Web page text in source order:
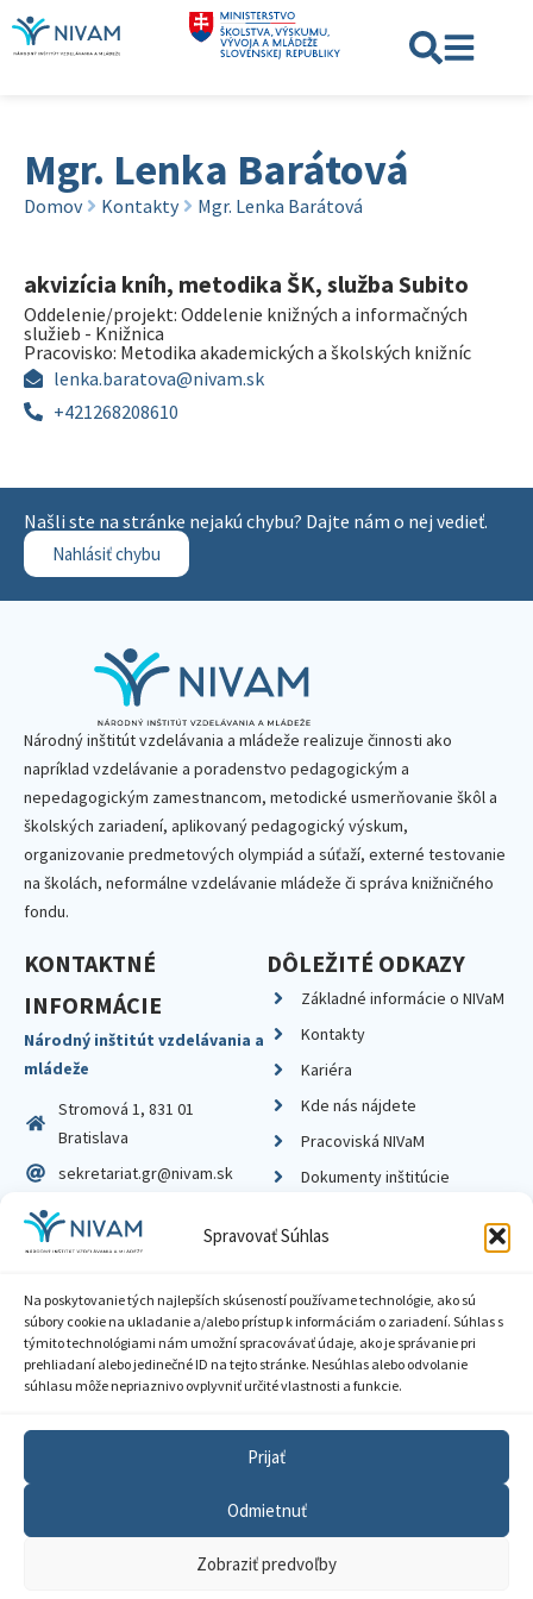
Spravovať Súhlas
Na poskytovanie tých najlepších skúseností používame technológie, ako sú
súbory cookie na ukladanie a/alebo prístup k informáciám o zariadení. Súhlas s
týmito technológiami nám umožní spracovávať údaje, ako je správanie pri
prehliadaní alebo jedinečné ID na tejto stránke. Nesúhlas alebo odvolanie
súhlasu môže nepriaznivo ovplyvniť určité vlastnosti a funkcie.
Prijať
Odmietnuť
Zobraziť predvoľby
Mgr. Lenka Barátová
Domov Kontakty Mgr. Lenka Barátová
akvizícia kníh, metodika ŠK, služba Subito
Oddelenie/projekt: Oddelenie knižných a informačných
služieb - Knižnica
Pracovisko: Metodika akademických a školských knižníc
lenka.baratova@nivam.sk
+421268208610
Našli ste na stránke nejakú chybu? Dajte nám o nej vedieť.
Nahlásiť chybu
Národný inštitút vzdelávania a mládeže realizuje činnosti ako
napríklad vzdelávanie a poradenstvo pedagogickým a
nepedagogickým zamestnancom, metodické usmerňovanie škôl a
školských zariadení, aplikovaný pedagogický výskum,
organizovanie predmetových olympiád a súťaží, externé testovanie
na školách, neformálne vzdelávanie mládeže či správa knižničného
fondu.
KONTAKTNÉ
INFORMÁCIE
Národný inštitút vzdelávania a
mládeže
Stromová 1, 831 01
Bratislava
sekretariat.gr@nivam.sk
IČO: 00164348
DIČ: 2020798714
DÔLEŽITÉ ODKAZY
Základné informácie o NIVaM
Kontakty
Kariéra
Kde nás nájdete
Pracoviská NIVaM
Dokumenty inštitúcie
Zásady ochrany súkromia
Sprístupnenie informácií
GDPR